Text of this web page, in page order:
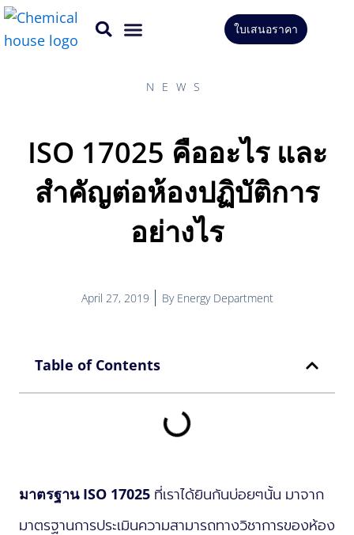
Skip
to
ใบเสนอราคา
NEWS
ISO 17025 คืออะไร และ
สำคัญต่อห้องปฏิบัติการ
อย่างไร
April 27, 2019 ByEnergy Department
Table of Contents
มาตรฐาน ISO 17025 ที่เราได้ยินกันบ่อยๆนั้น มาจาก
มาตรฐานการประเมินความสามารถทางวิชาการของห้อง